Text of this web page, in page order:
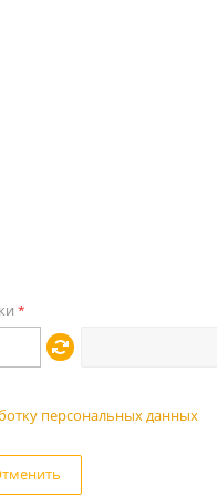
*
персональных данных